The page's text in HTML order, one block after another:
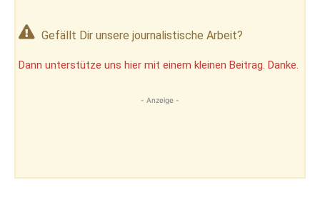
Gefällt Dir unsere journalistische Arbeit?
Dann unterstütze uns hier mit einem kleinen Beitrag. Danke.
- Anzeige -